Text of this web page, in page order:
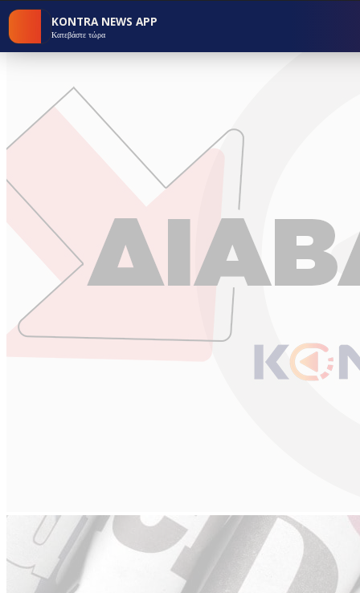
KONTRA NEWS APP
Κατεβάστε τώρα